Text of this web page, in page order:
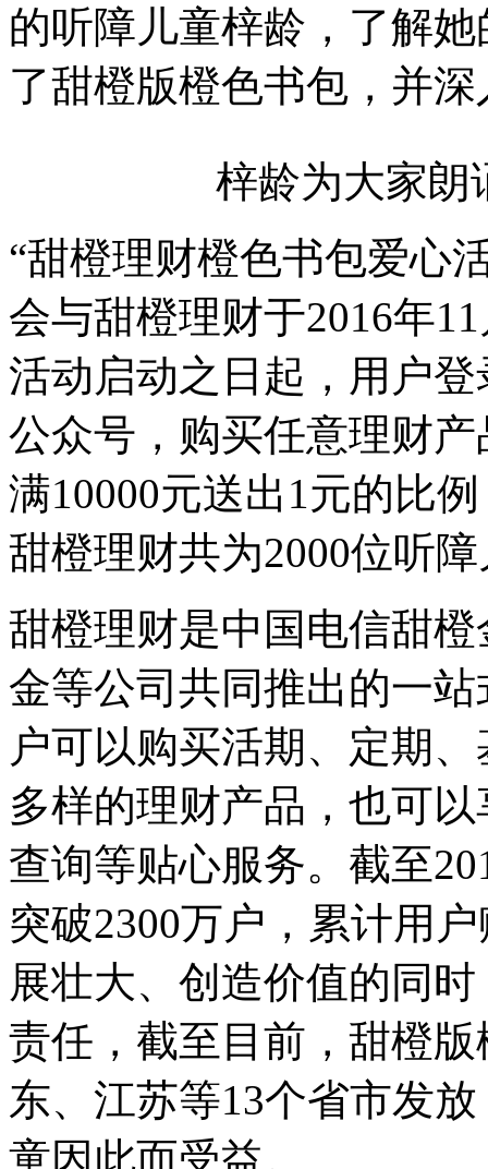
的听障儿童梓龄，了解
了甜橙版橙色书包，并
梓龄为大家朗
“甜橙理财橙色书包爱心
会与甜橙理财于2016年
活动启动之日起，用户
公众号，购买任意理财
满10000元送出1元的比
甜橙理财共为2000位听
甜橙理财是中国电信甜
金等公司共同推出的一
户可以购买活期、定期
多样的理财产品，也可
查询等贴心服务。截至
突破2300万户，累计用
展壮大、创造价值的同
责任，截至目前，甜橙
东、江苏等13个省市发
童因此而受益。